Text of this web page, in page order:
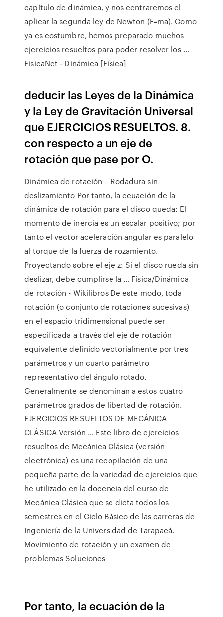
capítulo de dinámica, y nos centraremos el
aplicar la segunda ley de Newton (F=ma). Como
ya es costumbre, hemos preparado muchos
ejercicios resueltos para poder resolver los …
FisicaNet - Dinámica [Física]
deducir las Leyes de la Dinámica
y la Ley de Gravitación Universal
que EJERCICIOS RESUELTOS. 8.
con respecto a un eje de
rotación que pase por O.
Dinámica de rotación – Rodadura sin
deslizamiento Por tanto, la ecuación de la
dinámica de rotación para el disco queda: El
momento de inercia es un escalar positivo; por
tanto el vector aceleración angular es paralelo
al torque de la fuerza de rozamiento.
Proyectando sobre el eje z: Si el disco rueda sin
deslizar, debe cumplirse la … Física/Dinámica
de rotación - Wikilibros De este modo, toda
rotación (o conjunto de rotaciones sucesivas)
en el espacio tridimensional puede ser
especificada a través del eje de rotación
equivalente definido vectorialmente por tres
parámetros y un cuarto parámetro
representativo del ángulo rotado.
Generalmente se denominan a estos cuatro
parámetros grados de libertad de rotación.
EJERCICIOS RESUELTOS DE MECÁNICA
CLÁSICA Versión … Este libro de ejercicios
resueltos de Mecánica Clásica (versión
electrónica) es una recopilación de una
pequeña parte de la variedad de ejercicios que
he utilizado en la docencia del curso de
Mecánica Clásica que se dicta todos los
semestres en el Ciclo Básico de las carreras de
Ingeniería de la Universidad de Tarapacá.
Movimiento de rotación y un examen de
problemas Soluciones
Por tanto, la ecuación de la